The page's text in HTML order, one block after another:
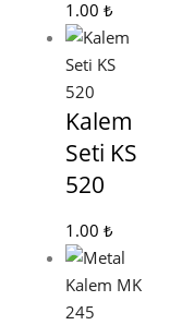
1.00 ₺
Kalem
Seti KS
520
1.00 ₺